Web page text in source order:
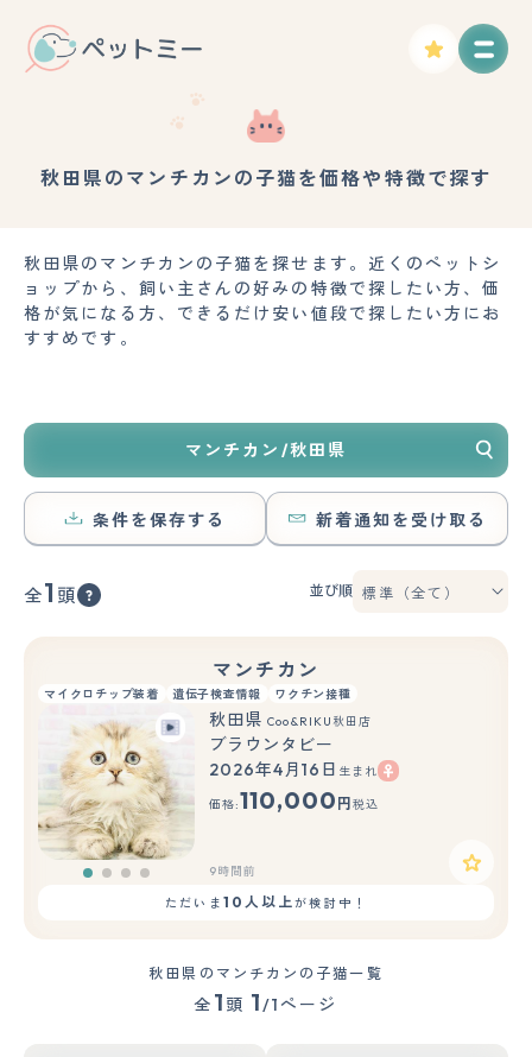
秋田県のマンチカンの子猫を価格や特徴で探す
秋田県のマンチカンの子猫を探せます。近くのペットシ
ョップから、飼い主さんの好みの特徴で探したい方、価
格が気になる方、できるだけ安い値段で探したい方にお
すすめです。
マンチカン/秋田県
条件を保存する 新着通知を受け取る
全1 頭 並び順
マンチカン
マイクロチップ装着 遺伝子検査情報 ワクチン接種
秋田県 Coo&RIKU秋田店
ブラウンタビー
2026年4月16日 生まれ
価格:110,000 円 税込
9時間前
ただいま 10人以上が検討中！
秋田県のマンチカンの子猫一覧
全 1 頭 1/1ページ